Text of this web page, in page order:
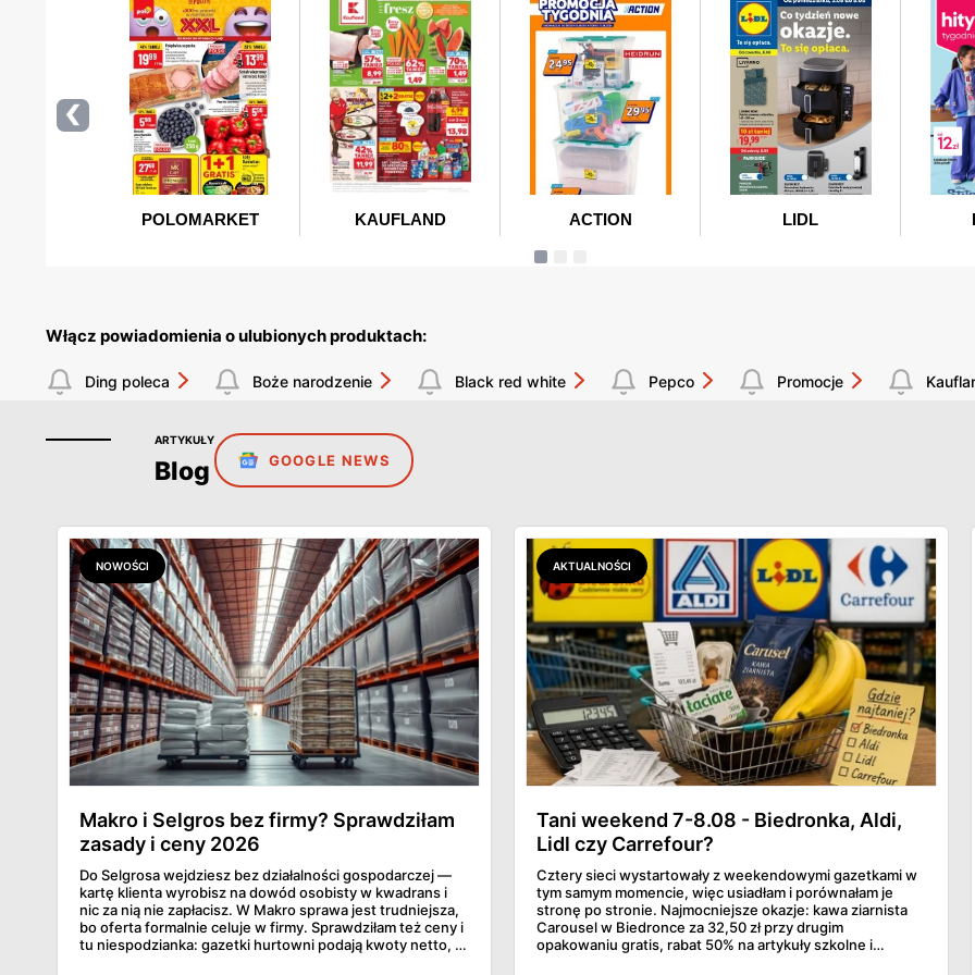
Włącz powiadomienia o ulubionych produktach:
Ding poleca Boże narodzenie Black red white Pepco Promocje
ARTYKUŁY
Blog GOOGLE NEWS
NOWOŚCI
Makro i Selgros bez firmy? Sprawdziłam
zasady i ceny 2026
Do Selgrosa wejdziesz bez działalności gospodarczej —
kartę klienta wyrobisz na dowód osobisty w kwadrans i
nic za nią nie zapłacisz. W Makro sprawa jest trudniejsza,
bo oferta formalnie celuje w firmy. Sprawdziłam też ceny i
tu niespodzianka: gazetki hurtowni podają kwoty netto, a
AKTUALNOŚCI
Tani weekend 7-8.08 - Biedronka, Aldi,
Lidl czy Carrefour?
Cztery sieci wystartowały z weekendowymi gazetkami w
tym samym momencie, więc usiadłam i porównałam je
stronę po stronie. Najmocniejsze okazje: kawa ziarnista
Carousel w Biedronce za 32,50 zł przy drugim
opakowaniu gratis, rabat 50% na artykuły szkolne i